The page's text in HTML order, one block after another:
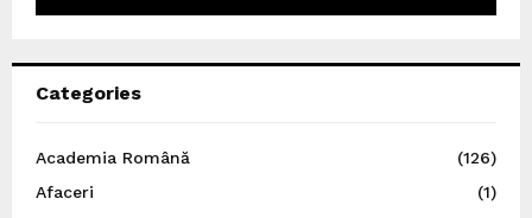
Categories
Academia Română
(126)
Afaceri
(1)